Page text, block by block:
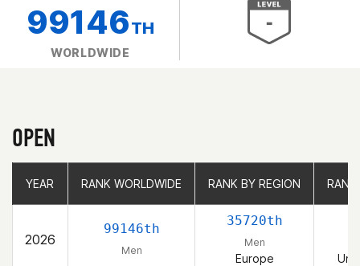
99146TH
WORLDWIDE
OPEN
YEAR RANK WORLDWIDE RANK BY REGION
2026
99146th
Men
35720th
Men
Europe
YEAR RANK WORLDWIDE RANK BY REGION